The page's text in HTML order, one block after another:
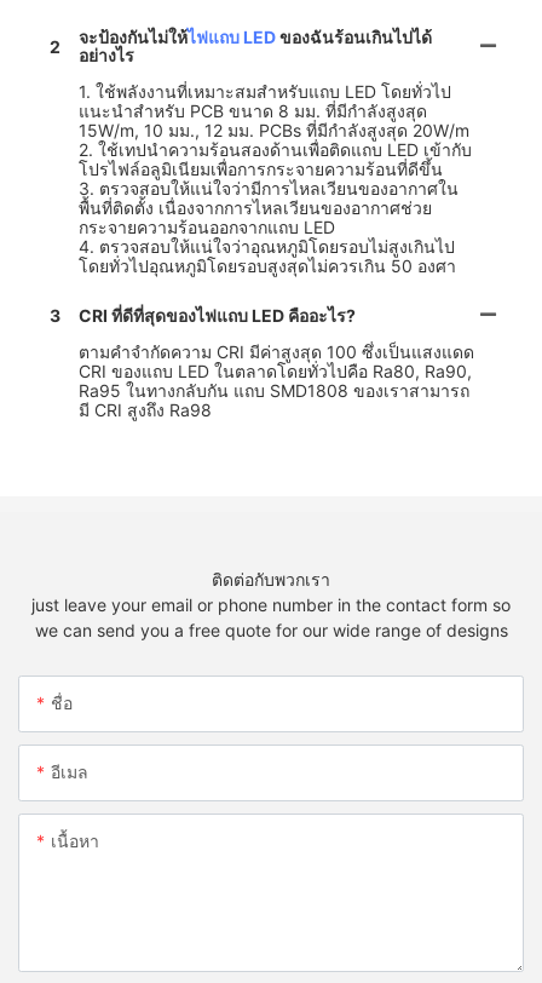
2 จะป้องกันไม่ให้ไฟแถบ LEDของฉันร้อนเกินไปได้
อย่างไร
1. ใช้พลังงานที่เหมาะสมสำหรับแถบ LED โดยทั่วไป
แนะนำสำหรับ PCB ขนาด 8 มม. ที่มีกำลังสูงสุด
15W/m, 10 มม., 12 มม. PCBs ที่มีกำลังสูงสุด 20W/m
2. ใช้เทปนำความร้อนสองด้านเพื่อติดแถบ LED เข้ากับ
โปรไฟล์อลูมิเนียมเพื่อการกระจายความร้อนที่ดีขึ้น
3. ตรวจสอบให้แน่ใจว่ามีการไหลเวียนของอากาศใน
พื้นที่ติดตั้ง เนื่องจากการไหลเวียนของอากาศช่วย
กระจายความร้อนออกจากแถบ LED
4. ตรวจสอบให้แน่ใจว่าอุณหภูมิโดยรอบไม่สูงเกินไป
โดยทั่วไปอุณหภูมิโดยรอบสูงสุดไม่ควรเกิน 50 องศา
3
CRI ที่ดีที่สุดของไฟแถบ LED คืออะไร?
ตามคำจำกัดความ CRI มีค่าสูงสุด 100 ซึ่งเป็นแสงแดด
CRI ของแถบ LED ในตลาดโดยทั่วไปคือ Ra80, Ra90,
Ra95 ในทางกลับกัน แถบ SMD1808 ของเราสามารถ
มี CRI สูงถึง Ra98
ติดต่อกับพวกเรา
just leave your email or phone number in the contact form so
we can send you a free quote for our wide range of designs
ชื่อ
อีเมล
เนื้อหา